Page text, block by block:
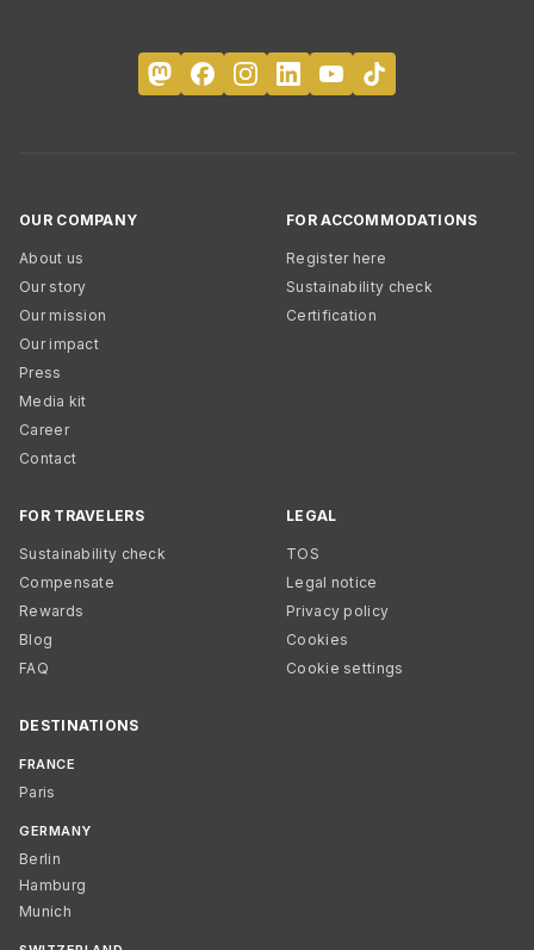
OUR COMPANY
About us
Our story
Our mission
Our impact
Press
Media kit
Career
Contact
FOR ACCOMMODATIONS
Register here
Sustainability check
Certification
FOR TRAVELERS
Sustainability check
Compensate
Rewards
Blog
FAQ
LEGAL
TOS
Legal notice
Privacy policy
Cookies
Cookie settings
DESTINATIONS
FRANCE
Paris
GERMANY
Berlin
Hamburg
Munich